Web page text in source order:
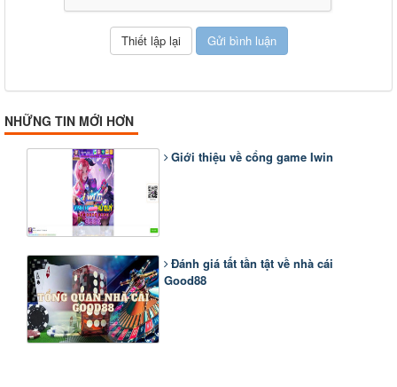
NHỮNG TIN MỚI HƠN
Giới thiệu về cổng game Iwin
Đánh giá tất tần tật về nhà cái
Good88